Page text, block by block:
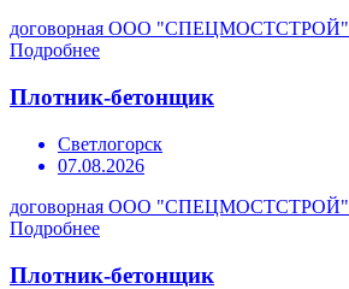
договорная ООО "СПЕЦМОСТСТРОЙ"
Подробнее
Плотник-бетонщик
Светлогорск
07.08.2026
договорная ООО "СПЕЦМОСТСТРОЙ"
Подробнее
Плотник-бетонщик